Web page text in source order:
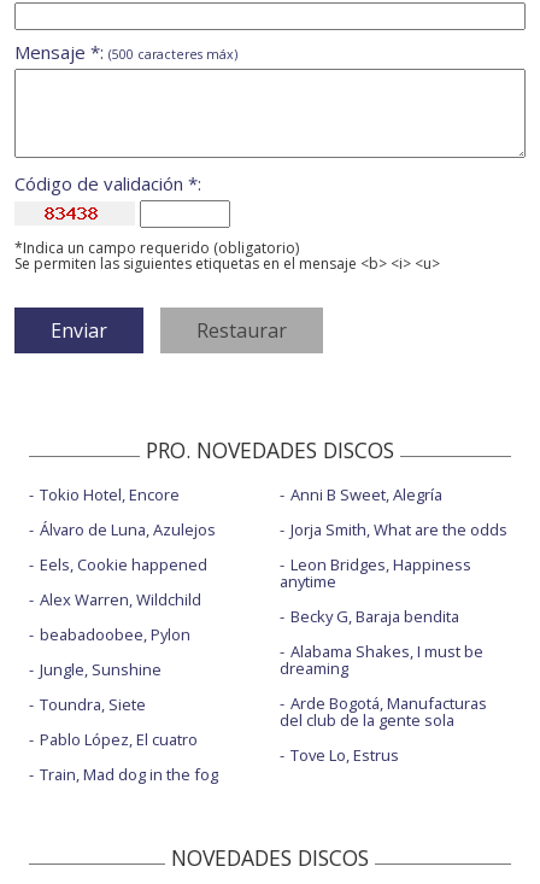
Mensaje *: (500 caracteres máx)
Código de validación *:
*Indica un campo requerido (obligatorio)
Se permiten las siguientes etiquetas en el mensaje <b> <i> <u>
PRO. NOVEDADES DISCOS
Tokio Hotel, Encore
Álvaro de Luna, Azulejos
Eels, Cookie happened
Alex Warren, Wildchild
beabadoobee, Pylon
Jungle, Sunshine
Toundra, Siete
Pablo López, El cuatro
Train, Mad dog in the fog
Anni B Sweet, Alegría
Jorja Smith, What are the odds
Leon Bridges, Happiness
anytime
Becky G, Baraja bendita
Alabama Shakes, I must be
dreaming
Arde Bogotá, Manufacturas
del club de la gente sola
Tove Lo, Estrus
NOVEDADES DISCOS